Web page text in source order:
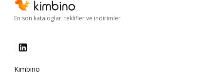
En son kataloglar, teklifler ve indirimler
Kimbino